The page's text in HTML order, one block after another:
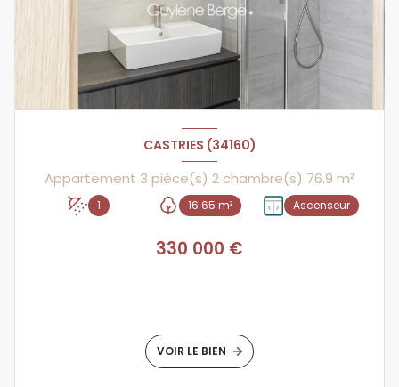
CASTRIES (34160)
Appartement 3 pièce(s) 2 chambre(s) 76.9 m²
1 16.65 m² Ascenseur
330 000 €
VOIR LE BIEN